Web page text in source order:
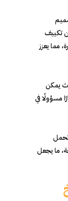
تكييف
مما يعزز
يمكن
مسؤولًا في
تحمل
ما يجعل